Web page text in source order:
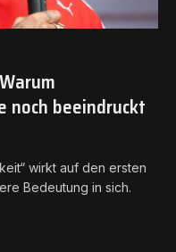
noch beeindruckt
wirkt auf den ersten
Bedeutung in sich.